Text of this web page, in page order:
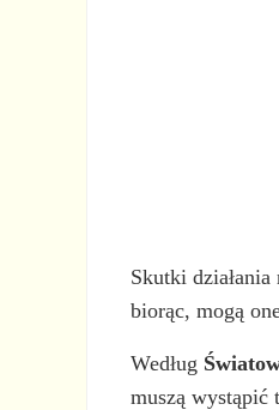
Skutki
biorąc, mogą
Według
muszą